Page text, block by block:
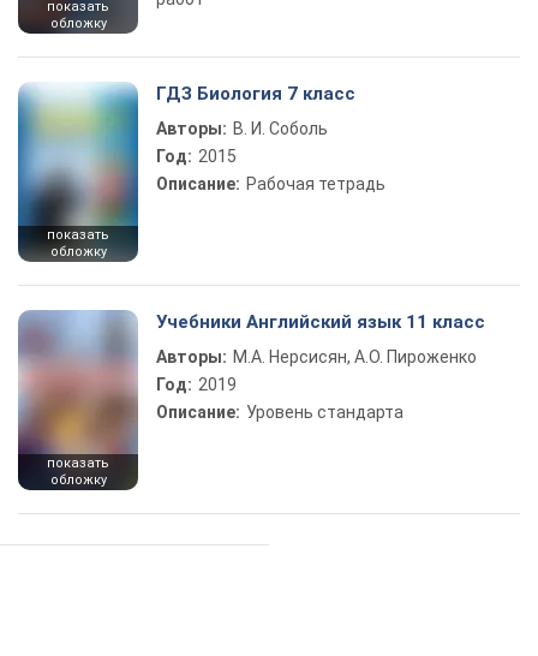
показать
обложку
показать
обложку
ГДЗ Биология 7 класс
Авторы: В. И. Соболь
Год: 2015
Описание: Рабочая тетрадь
показать
обложку
Учебники Английский язык 11 класс
Авторы: М.А. Нерсисян, А.О. Пироженко
Год: 2019
Описание: Уровень стандарта